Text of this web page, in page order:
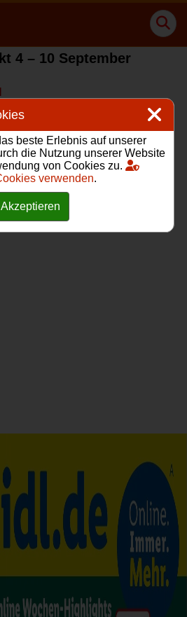
4 – 10 September
beste Erlebnis auf unserer
die Nutzung unserer Website
von Cookies zu.
verwenden.
Akzeptieren